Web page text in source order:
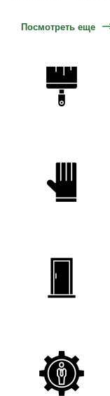
Посмотреть еще